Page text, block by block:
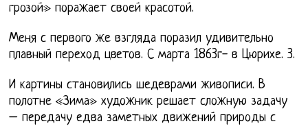
грозой» поражает своей красотой.
Меня с первого же взгляда поразил удивительно
плавный переход цветов. С марта 1863г- в Цюрихе. 3.
И картины становились шедеврами живописи. В
полотне «Зима» художник решает сложную задачу
– передачу едва заметных движений природы с